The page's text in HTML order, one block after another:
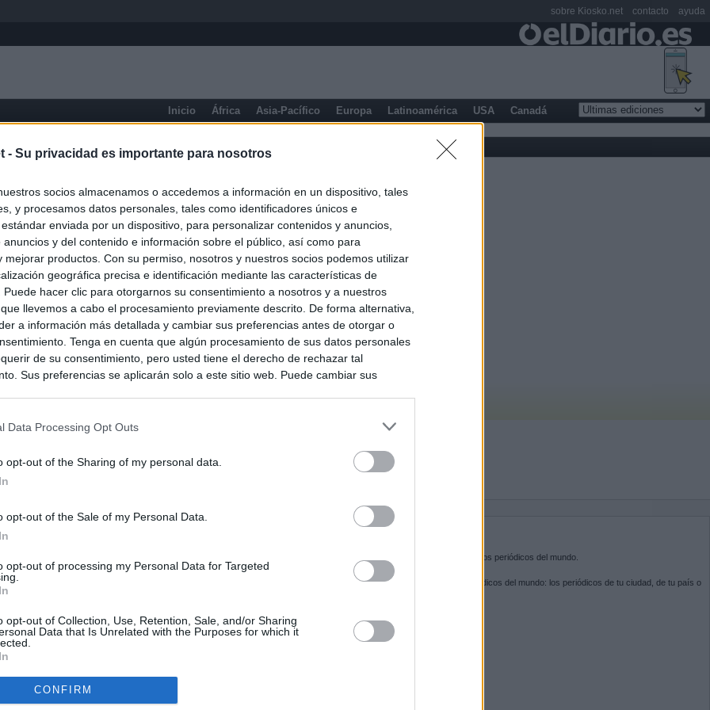
- Su privacidad es importante para nosotros
socios almacenamos o accedemos a información en un dispositivo, tales
y procesamos datos personales, tales como identificadores únicos e
enviada por un dispositivo, para personalizar contenidos y anuncios,
anuncios y del contenido e información sobre el público, así como para
mejorar productos. Con su permiso, nosotros y nuestros socios podemos utilizar
geográfica precisa e identificación mediante las características de
Puede hacer clic para otorgarnos su consentimiento a nosotros y a nuestros
llevemos a cabo el procesamiento previamente descrito. De forma alternativa,
a información más detallada y cambiar sus preferencias antes de otorgar o
Tenga en cuenta que algún procesamiento de sus datos personales
de su consentimiento, pero usted tiene el derecho de rechazar tal
Sus preferencias se aplicarán solo a este sitio web. Puede cambiar sus
Data Processing Opt Outs
opt-out of the Sharing of my personal data.
opt-out of the Sale of my Personal Data.
opt-out of processing my Personal Data for Targeted
opt-out of Collection, Use, Retention, Sale, and/or Sharing
Data that Is Unrelated with the Purposes for which it
CONFIRM
Inicio África Asia-Pacífico Europa Latinoamérica USA Canadá
un ultimátum a Italia: o levanta los controles a viajeros de
"medidas proporcionales"
de Ceuta
contra las comunidades que no acojan a los menores
crisis de Ceuta
SOBRE KIOSKO.NET
es la puerta de entrada a los periódicos del mundo.
Navega por las portadas de los periódicos del mundo: los periódicos de tu ciudad, de tu país o
SÍGUENOS
sobre Kiosko.net contacto ayuda